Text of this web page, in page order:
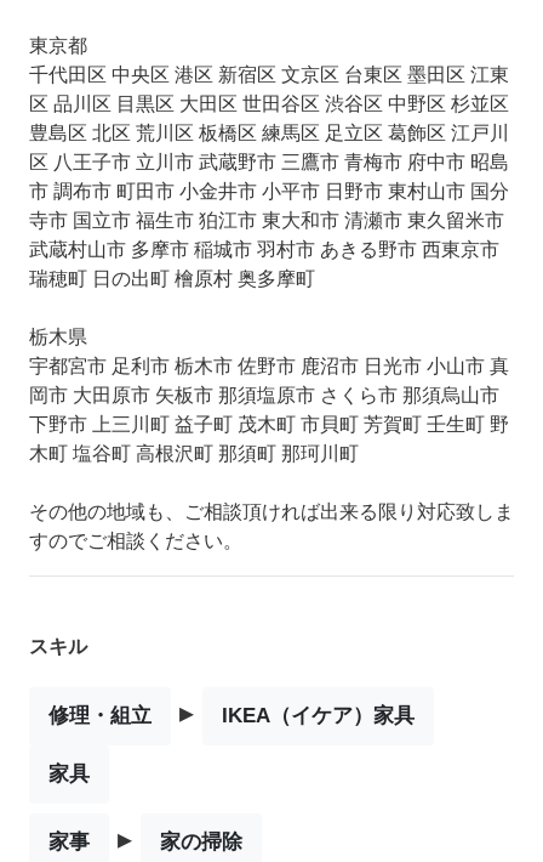
東京都
千代田区 中央区 港区 新宿区 文京区 台東区 墨田区 江東
区 品川区 目黒区 大田区 世田谷区 渋谷区 中野区 杉並区
豊島区 北区 荒川区 板橋区 練馬区 足立区 葛飾区 江戸川
区 八王子市 立川市 武蔵野市 三鷹市 青梅市 府中市 昭島
市 調布市 町田市 小金井市 小平市 日野市 東村山市 国分
寺市 国立市 福生市 狛江市 東大和市 清瀬市 東久留米市
武蔵村山市 多摩市 稲城市 羽村市 あきる野市 西東京市
瑞穂町 日の出町 檜原村 奥多摩町
栃木県
宇都宮市 足利市 栃木市 佐野市 鹿沼市 日光市 小山市 真
岡市 大田原市 矢板市 那須塩原市 さくら市 那須烏山市
下野市 上三川町 益子町 茂木町 市貝町 芳賀町 壬生町 野
木町 塩谷町 高根沢町 那須町 那珂川町
その他の地域も、ご相談頂ければ出来る限り対応致しま
すのでご相談ください。
スキル
修理・組立 ▸ IKEA（イケア）家具
家具
家事 ▸ 家の掃除